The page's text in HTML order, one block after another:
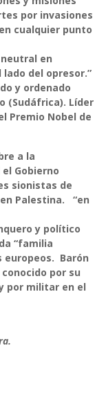
por invasiones
cualquier punto
neutral en
del opresor.”
y ordenado
(Sudáfrica). Líder
Premio Nobel de
a la
Gobierno
sionistas de
Palestina. “en
y político
“familia
europeos. Barón
por su
por militar en el